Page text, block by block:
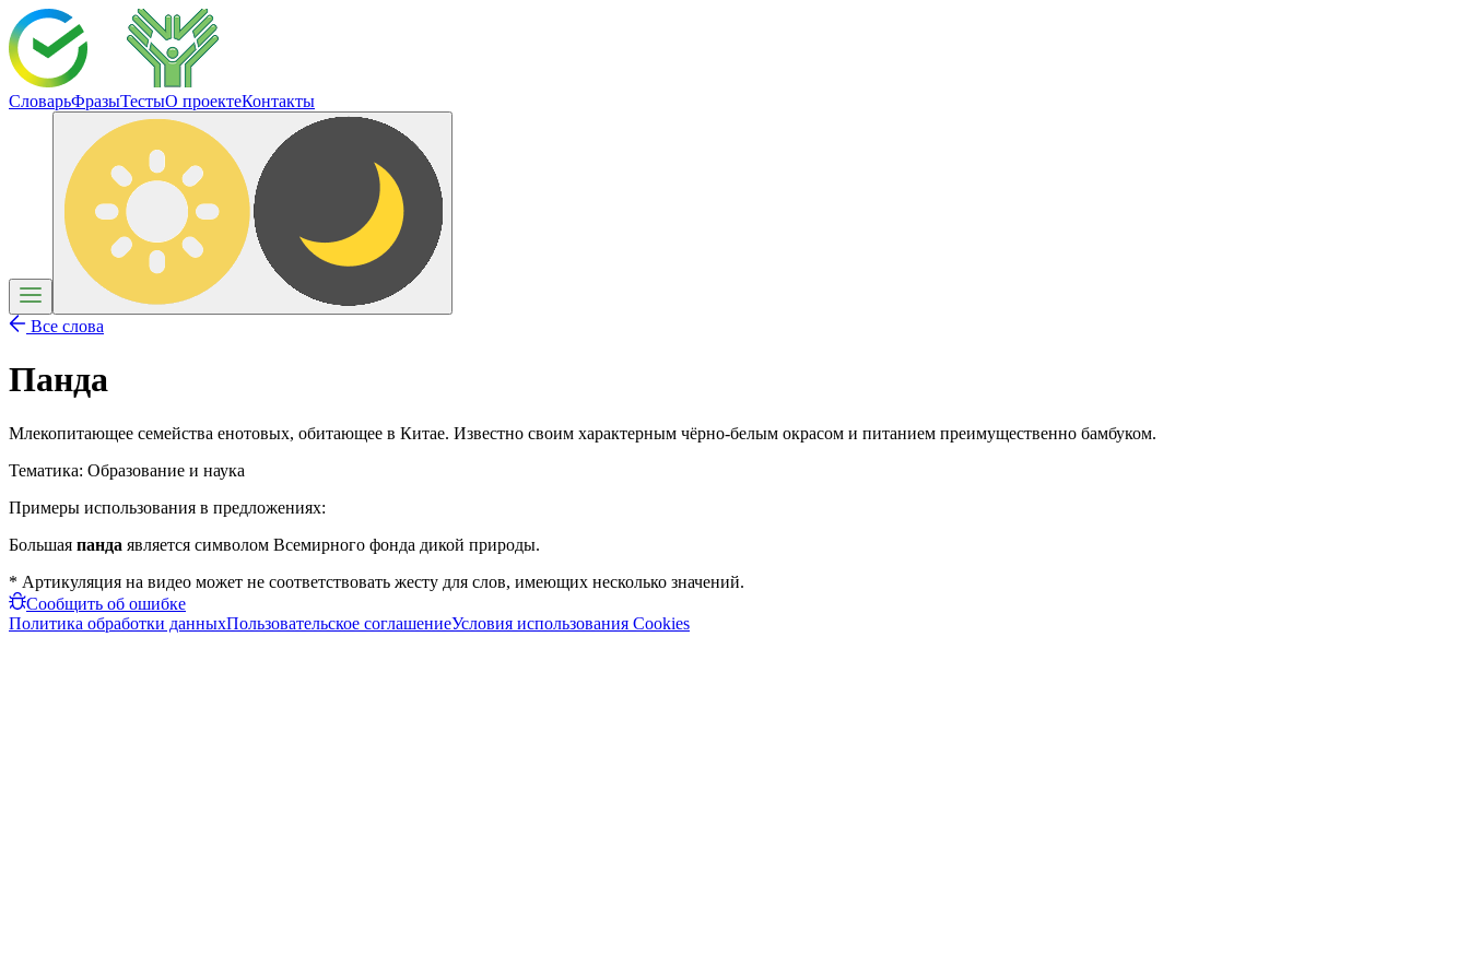
СловарьФразыТестыО проектеКонтакты
Все слова
Панда
Млекопитающее семейства енотовых, обитающее в Китае. Известно своим характерным чёрно-белым окрасом и питанием преимущественно бамбуком.
Тематика: Образование и наука
Примеры использования в предложениях:
Большая панда является символом Всемирного фонда дикой природы.
* Артикуляция на видео может не соответствовать жесту для слов, имеющих несколько значений.
Сообщить об ошибке
Политика обработки данныхПользовательское соглашениеУсловия использования Cookies